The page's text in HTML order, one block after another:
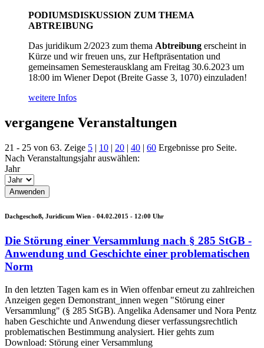
PODIUMSDISKUSSION ZUM THEMA
ABTREIBUNG
Das juridikum 2/2023 zum thema Abtreibung erscheint in
Kürze und wir freuen uns, zur Heftpräsentation und
gemeinsamen Semesterausklang am Freitag 30.6.2023 um
18:00 im Wiener Depot (Breite Gasse 3, 1070) einzuladen!
weitere Infos
vergangene Veranstaltungen
21 - 25 von 63. Zeige 5 | 10 | 20 | 40 | 60 Ergebnisse pro Seite.
Nach Veranstaltungsjahr auswählen:
Jahr
Dachgeschoß, Juridicum Wien - 04.02.2015 - 12:00 Uhr
Die Störung einer Versammlung nach § 285 StGB -
Anwendung und Geschichte einer problematischen
Norm
In den letzten Tagen kam es in Wien offenbar erneut zu zahlreichen
Anzeigen gegen Demonstrant_innen wegen "Störung einer
Versammlung" (§ 285 StGB). Angelika Adensamer und Nora Pentz
haben Geschichte und Anwendung dieser verfassungsrechtlich
problematischen Bestimmung analysiert. Hier gehts zum
Download: Störung einer Versammlung